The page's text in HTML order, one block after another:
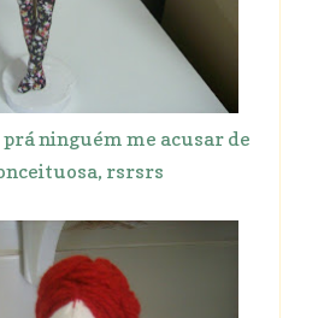
ninguém me acusar de
rsrsrs